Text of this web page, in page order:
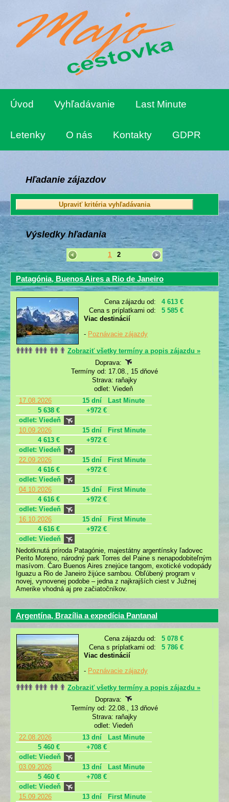
Úvod Vyhľadávanie Last Minute
Letenky O nás Kontakty GDPR
Hľadanie zájazdov
Výsledky hľadania
1 2
Patagónia, Buenos Aires a Rio de Janeiro
Cena zájazdu od:
4 613 €
Cena s príplatkami od:
5 585 €
Viac destinácií
- Poznávacie zájazdy
Zobraziť všetky termíny a popis zájazdu »
Doprava:
Termíny od: 17.08., 15 dňové
Strava: raňajky
odlet: Viedeň
17.08.2026
15 dní
Last Minute
5 638 €
+972 €
odlet: Viedeň
10.09.2026
15 dní
First Minute
4 613 €
+972 €
odlet: Viedeň
22.09.2026
15 dní
First Minute
4 616 €
+972 €
odlet: Viedeň
04.10.2026
15 dní
First Minute
4 616 €
+972 €
odlet: Viedeň
16.10.2026
15 dní
First Minute
4 616 €
+972 €
odlet: Viedeň
Nedotknutá príroda Patagónie, majestátny argentínsky ľadovec
Perito Moreno, národný park Torres del Paine s nenapodobiteľným
masívom. Čaro Buenos Aires znejúce tangom, exotické vodopády
Iguazu a Rio de Janeiro žijúce sambou. Obľúbený program v
novej, vynovenej podobe – jedna z najkrajších ciest v Južnej
Amerike vhodná aj pre začiatočníkov.
Argentína, Brazília a expedícia Pantanal
Cena zájazdu od:
5 078 €
Cena s príplatkami od:
5 786 €
Viac destinácií
- Poznávacie zájazdy
Zobraziť všetky termíny a popis zájazdu »
Doprava:
Termíny od: 22.08., 13 dňové
Strava: raňajky
odlet: Viedeň
22.08.2026
13 dní
Last Minute
5 460 €
+708 €
odlet: Viedeň
03.09.2026
13 dní
Last Minute
5 460 €
+708 €
odlet: Viedeň
15.09.2026
13 dní
First Minute